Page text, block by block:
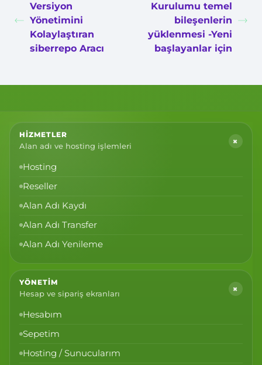
Versiyon
Yönetimini
Kolaylaştıran
siberrepo Aracı
Kurulumu temel
bileşenlerin
yüklenmesi -Yeni
başlayanlar için
HIZMETLER
Alan adı ve hosting işlemleri
+
Hosting
Reseller
Alan Adı Kaydı
Alan Adı Transfer
Alan Adı Yenileme
YÖNETIM
Hesap ve sipariş ekranları
+
Hesabım
Sepetim
Hosting / Sunucularım